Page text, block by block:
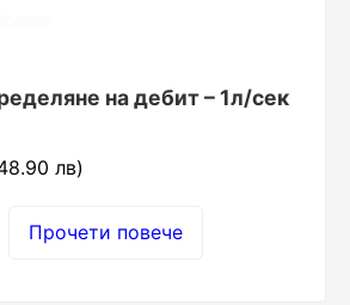
на дебит – 1л/сек
лв)
Прочети повече